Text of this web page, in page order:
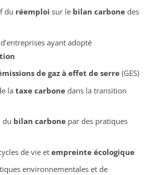
du réemploi sur le bilan carbonedes
ayant adopté
de gaz à effet de serre(GES)
la taxe carbonedans la transition
du bilan carbonepar des pratiques
de vie et empreinte écologique
environnementales et de